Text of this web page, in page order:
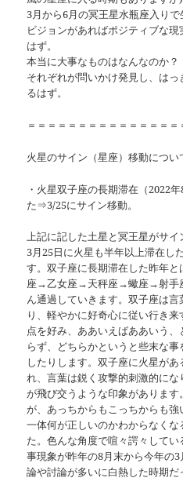
3月から6月の冥王星水瓶座入り
ビジョンがあればポジティブな
はず。
本当に大事なものはなんなのか？
それぞれが問いかけ発見し、は
るはず。
＝＝＝＝＝＝＝＝＝＝＝＝＝＝＝
火星のサイン（星座）移動につい
・火星双子座の長期滞在（2022
た⇒3/25にサイン移動。
上記に記した土星と冥王星がサ
3月25日に火星も半年以上滞在し
す。双子座に長期滞在した昨年
座→乙女座→天秤座→蠍座→射手
ん通過していきます。双子座は
り、軽やかに好奇心に従い行き
点を好み、ああいえばああいう
らず、どちらかというと些末な
したりします。双子座に火星が
れ、言葉は鋭く攻撃的刺激的に
が飛び交うような印象がありま
が、あっちからもこっちからも
一体何が正しいのかわからなく
た。色んな角度で喧々諤々して
事現象が昨年の8月末から今年の
論や討論が多いに白熱した時期だ